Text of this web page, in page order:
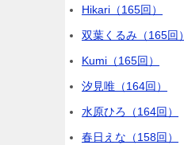
Hikari（165回）
双葉くるみ（165回）
Kumi（165回）
汐見唯（164回）
水原ひろ（164回）
春日えな（158回）